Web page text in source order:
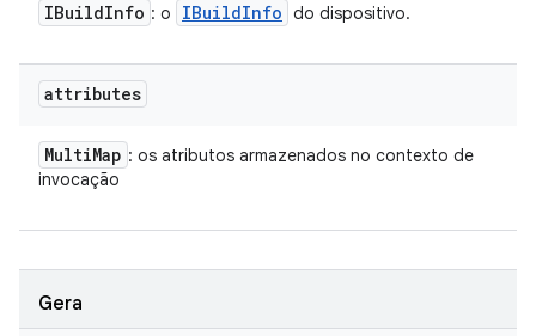
IBuildInfo : o IBuildInfo do dispositivo.
attributes
MultiMap : os atributos armazenados no contexto de
invocação
Gera